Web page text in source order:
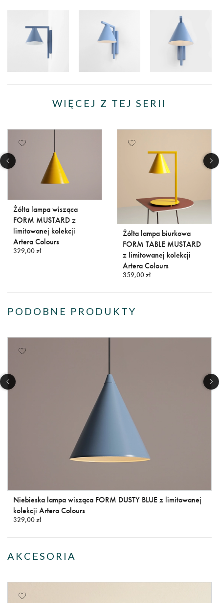
WIĘCEJ Z TEJ SERII
Żółta lampa wisząca
FORM MUSTARD z
limitowanej kolekcji
Artera Colours
329,00 zł
Żółta lampa biurkowa
FORM TABLE MUSTARD
z limitowanej kolekcji
Artera Colours
359,00 zł
PODOBNE PRODUKTY
Niebieska lampa wisząca FORM DUSTY BLUE z limitowanej
kolekcji Artera Colours
329,00 zł
AKCESORIA